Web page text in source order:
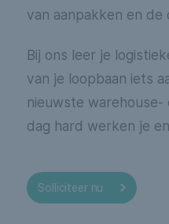
van aanpakken en de
Bij ons leer je
van je loopbaan iets
nieuwste
dag hard werken je
Solliciteer nu